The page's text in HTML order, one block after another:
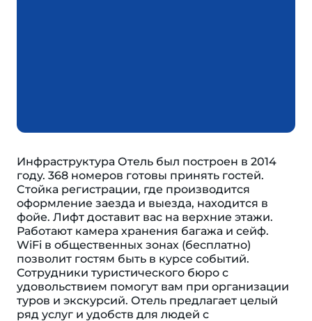
Инфраструктура Отель был построен в 2014
году. 368 номеров готовы принять гостей.
Cтойка регистрации, где производится
оформление заезда и выезда, находится в
фойе. Лифт доставит вас на верхние этажи.
Работают камера хранения багажа и сейф.
WiFi в общественных зонах (бесплатно)
позволит гостям быть в курсе событий.
Сотрудники туристического бюро с
удовольствием помогут вам при организации
туров и экскурсий. Отель предлагает целый
ряд услуг и удобств для людей с